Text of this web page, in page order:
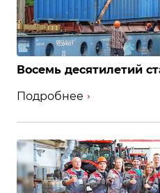
Восемь десятилетий
Подробнее